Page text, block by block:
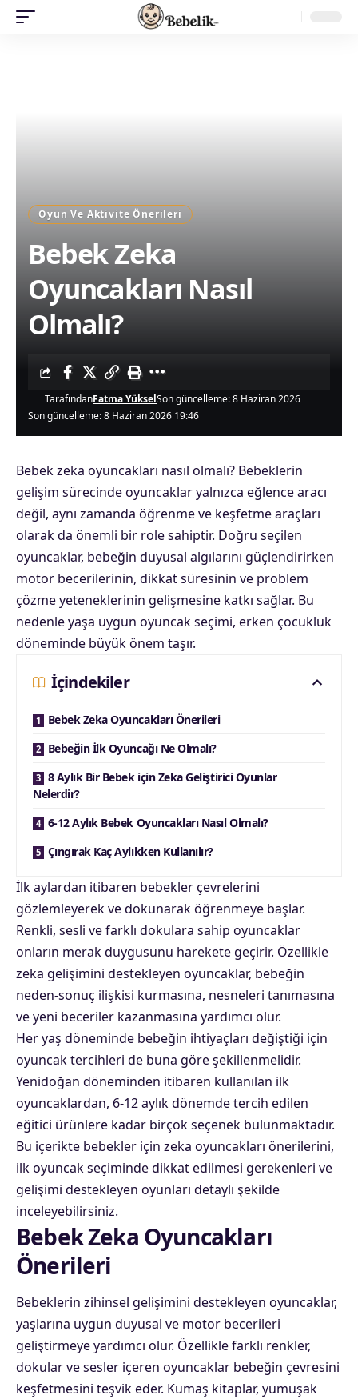
Oyun Ve Aktivite Önerileri
Bebek Zeka
Oyuncakları Nasıl
Olmalı?
Son güncelleme: 8 Haziran 2026 19:46
TarafındanFatma YükselSon güncelleme: 8 Haziran 2026
Bebek zeka oyuncakları nasıl olmalı? Bebeklerin
gelişim sürecinde oyuncaklar yalnızca eğlence aracı
değil, aynı zamanda öğrenme ve keşfetme araçları
olarak da önemli bir role sahiptir. Doğru seçilen
oyuncaklar, bebeğin duyusal algılarını güçlendirirken
motor becerilerinin, dikkat süresinin ve problem
çözme yeteneklerinin gelişmesine katkı sağlar. Bu
nedenle yaşa uygun oyuncak seçimi, erken çocukluk
döneminde büyük önem taşır.
İçindekiler
Bebek Zeka Oyuncakları Önerileri
Bebeğin İlk Oyuncağı Ne Olmalı?
8 Aylık Bir Bebek için Zeka Geliştirici Oyunlar
Nelerdir?
6-12 Aylık Bebek Oyuncakları Nasıl Olmalı?
Çıngırak Kaç Aylıkken Kullanılır?
İlk aylardan itibaren bebekler çevrelerini
gözlemleyerek ve dokunarak öğrenmeye başlar.
Renkli, sesli ve farklı dokulara sahip oyuncaklar
onların merak duygusunu harekete geçirir. Özellikle
zeka gelişimini destekleyen oyuncaklar, bebeğin
neden-sonuç ilişkisi kurmasına, nesneleri tanımasına
ve yeni beceriler kazanmasına yardımcı olur.
Her yaş döneminde bebeğin ihtiyaçları değiştiği için
oyuncak tercihleri de buna göre şekillenmelidir.
Yenidoğan döneminden itibaren kullanılan ilk
oyuncaklardan, 6-12 aylık dönemde tercih edilen
eğitici ürünlere kadar birçok seçenek bulunmaktadır.
Bu içerikte bebekler için zeka oyuncakları önerilerini,
ilk oyuncak seçiminde dikkat edilmesi gerekenleri ve
gelişimi destekleyen oyunları detaylı şekilde
inceleyebilirsiniz.
Bebek Zeka Oyuncakları
Önerileri
Bebeklerin zihinsel gelişimini destekleyen oyuncaklar,
yaşlarına uygun duyusal ve motor becerileri
geliştirmeye yardımcı olur. Özellikle farklı renkler,
dokular ve sesler içeren oyuncaklar bebeğin çevresini
keşfetmesini teşvik eder. Kumaş kitaplar, yumuşak